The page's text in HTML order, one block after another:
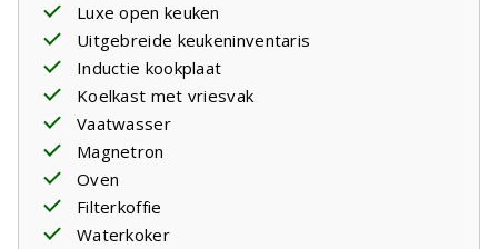
Luxe open keuken
Uitgebreide keukeninventaris
Inductie kookplaat
Koelkast met vriesvak
Vaatwasser
Magnetron
Oven
Filterkoffie
Waterkoker